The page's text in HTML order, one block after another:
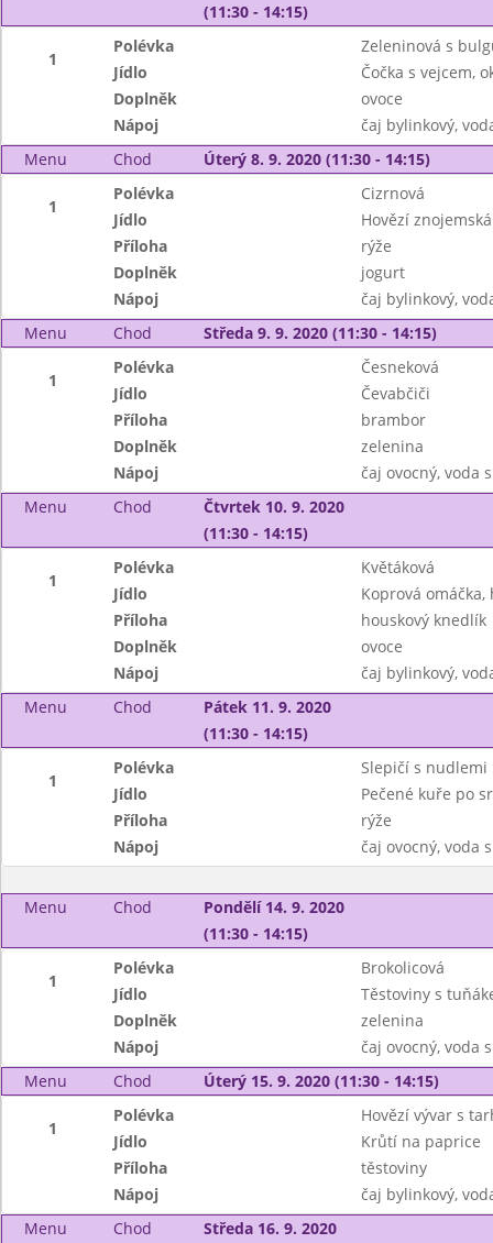
(11:30 - 14:15)
1
Polévka
Zeleninová s
Jídlo
Čočka s vejcem,
Doplněk
ovoce
Nápoj
čaj bylinkový,
Menu
Chod Úterý 8. 9. 2020 (11:30 - 14:15)
1
Polévka
Cizrnová
Jídlo
Hovězí znojemská
Příloha
rýže
Doplněk
jogurt
Nápoj
čaj bylinkový,
Menu
Chod Středa 9. 9. 2020 (11:30 - 14:15)
1
Polévka
Česneková
Jídlo
Čevabčiči
Příloha
brambor
Doplněk
zelenina
Nápoj
čaj ovocný, voda
Menu
Chod
Čtvrtek 10. 9. 2020
(11:30 - 14:15)
1
Polévka
Květáková
Jídlo
Koprová omáčka,
Příloha
houskový knedlík
Doplněk
ovoce
Nápoj
čaj bylinkový,
Menu
Chod
Pátek 11. 9. 2020
(11:30 - 14:15)
1
Polévka
Slepičí s nudlemi
Jídlo
Pečené kuře po
Příloha
rýže
Nápoj
čaj ovocný, voda
Menu Chod
Pondělí 14. 9. 2020
(11:30 - 14:15)
1
Polévka
Brokolicová
Jídlo
Těstoviny s
Doplněk
zelenina
Nápoj
čaj ovocný, voda
Menu
Chod Úterý 15. 9. 2020 (11:30 - 14:15)
1
Polévka
Hovězí vývar s
Jídlo
Krůtí na paprice
Příloha
těstoviny
Nápoj
čaj bylinkový,
Menu
Chod
Středa 16. 9. 2020